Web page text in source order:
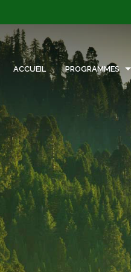
ACCUEIL PROGRAMMES